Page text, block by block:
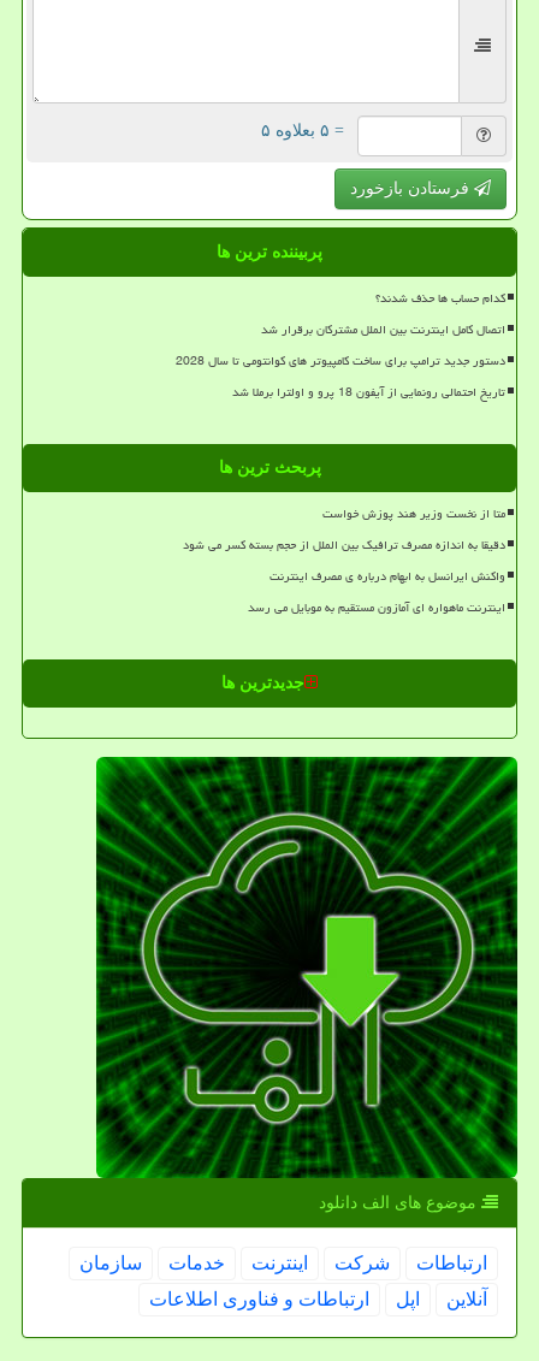
= ۵ بعلاوه ۵
فرستادن بازخورد
پربیننده ترین ها
کدام حساب ها حذف شدند؟
اتصال کامل اینترنت بین الملل مشترکان برقرار شد
دستور جدید ترامپ برای ساخت کامپیوتر های کوانتومی تا سال 2028
تاریخ احتمالی رونمایی از آیفون 18 پرو و اولترا برملا شد
پربحث ترین ها
متا از نخست وزیر هند پوزش خواست
دقیقا به اندازه مصرف ترافیک بین الملل از حجم بسته کسر می شود
واکنش ایرانسل به ابهام درباره ی مصرف اینترنت
اینترنت ماهواره ای آمازون مستقیم به موبایل می رسد
جدیدترین ها
موضوع های الف دانلود
ارتباطات شركت اینترنت خدمات
سازمان
آنلاین
اپل ارتباطات و فناوری اطلاعات